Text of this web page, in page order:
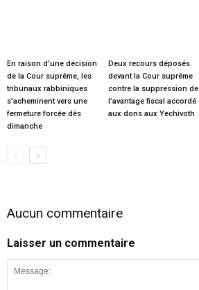
En raison d’une décision
de la Cour suprême, les
tribunaux rabbiniques
s’acheminent vers une
fermeture forcée dès
dimanche
Deux recours déposés
devant la Cour suprême
contre la suppression de
l’avantage fiscal accordé
aux dons aux Yechivoth
Aucun commentaire
Laisser un commentaire